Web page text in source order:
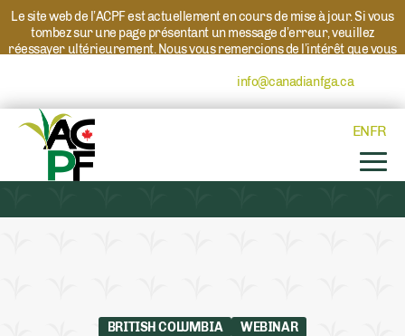
Le site web de l’ACPF est actuellement en cours de mise à jour. Si vous
tombez sur une page présentant un message d’erreur, veuillez
réessayer ultérieurement. Nous vous remercions de l’intérêt que vous
info@canadianfga.caet nous
ENFR
BRITISH COLUMBIA WEBINAR